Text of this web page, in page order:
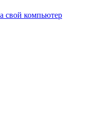
свой компьютер